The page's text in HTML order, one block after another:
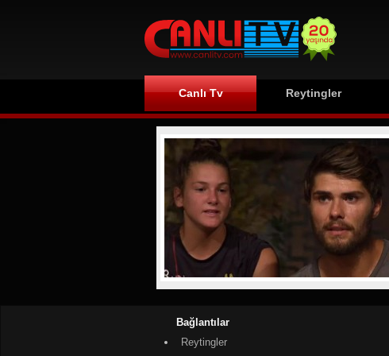
Canlı Tv Reytingler
Bağlantılar
Reytingler